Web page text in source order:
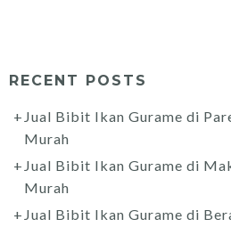
RECENT POSTS
Jual Bibit Ikan Gurame di
Murah
Jual Bibit Ikan Gurame di
Murah
Jual Bibit Ikan Gurame di